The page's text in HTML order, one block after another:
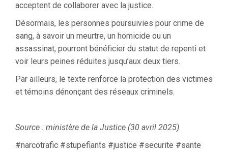
acceptent de collaborer avec la justice.
Désormais, les personnes poursuivies pour crime de
sang, à savoir un meurtre, un homicide ou un
assassinat, pourront bénéficier du statut de repenti et
voir leurs peines réduites jusqu’aux deux tiers.
Par ailleurs, le texte renforce la protection des victimes
et témoins dénonçant des réseaux criminels.
Source : ministère de la Justice (30 avril 2025)
#narcotrafic #stupefiants #justice #securite #sante